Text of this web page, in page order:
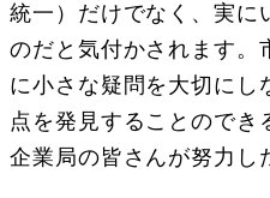
統一）だけでなく、実に
のだと気付かされます。
に小さな疑問を大切にし
点を発見することのでき
企業局の皆さんが努力し